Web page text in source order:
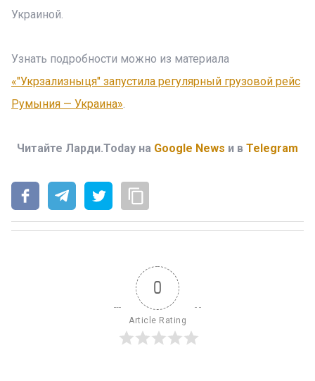
Украиной.
Узнать подробности можно из материала
«"Укрзализныця" запустила регулярный грузовой рейс
Румыния — Украина».
Читайте Ларди.Today на Google News и в Telegram
0
Article Rating